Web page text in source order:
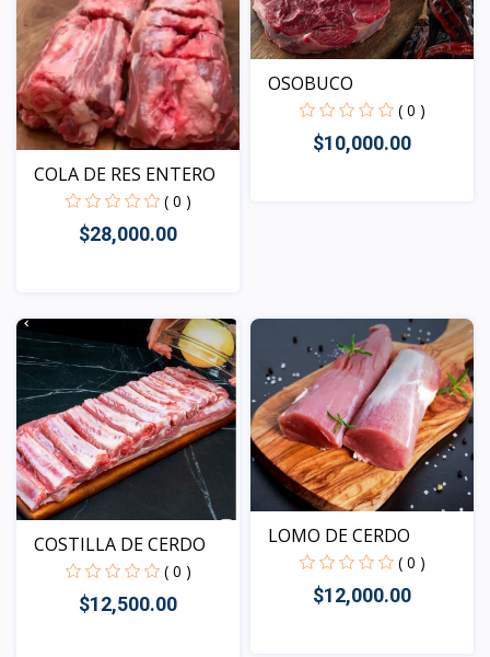
COLA DE RES ENTERO
( 0 )
$28,000.00
Vista
OSOBUCO
( 0 )
$10,000.00
COSTILLA DE CERDO
( 0 )
$12,500.00
LOMO DE CERDO
( 0 )
$12,000.00